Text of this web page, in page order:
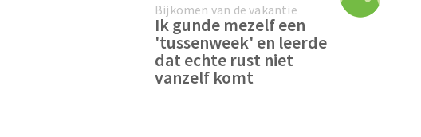
Bijkomen van de vakantie
Ik gunde mezelf een
'tussenweek' en leerde
dat echte rust niet
vanzelf komt